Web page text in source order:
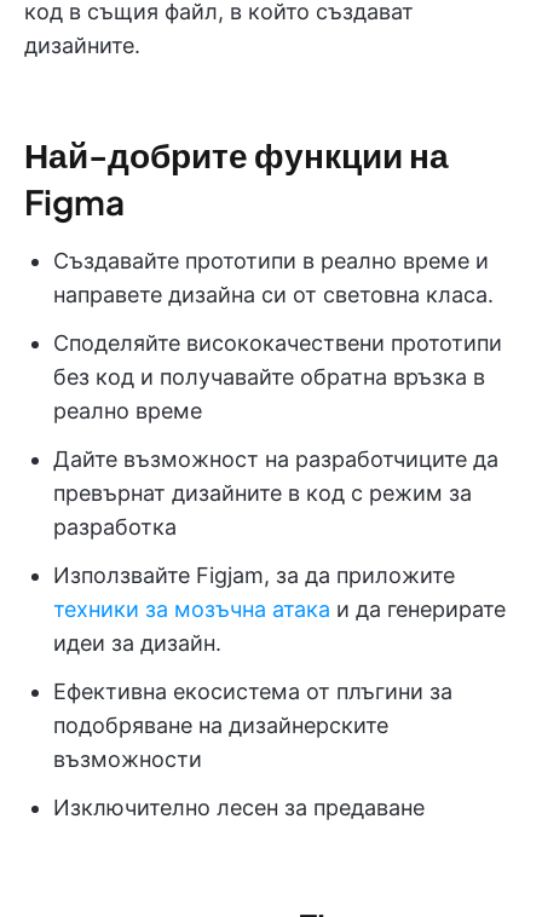
код в същия файл, в който създават
дизайните.
Най-добрите функции на
Figma
Създавайте прототипи в реално време и
направете дизайна си от световна класа.
Споделяйте висококачествени прототипи
без код и получавайте обратна връзка в
реално време
Дайте възможност на разработчиците да
превърнат дизайните в код с режим за
разработка
Използвайте Figjam, за да приложите
техники за мозъчна атака и да генерирате
идеи за дизайн.
Ефективна екосистема от плъгини за
подобряване на дизайнерските
възможности
Изключително лесен за предаване